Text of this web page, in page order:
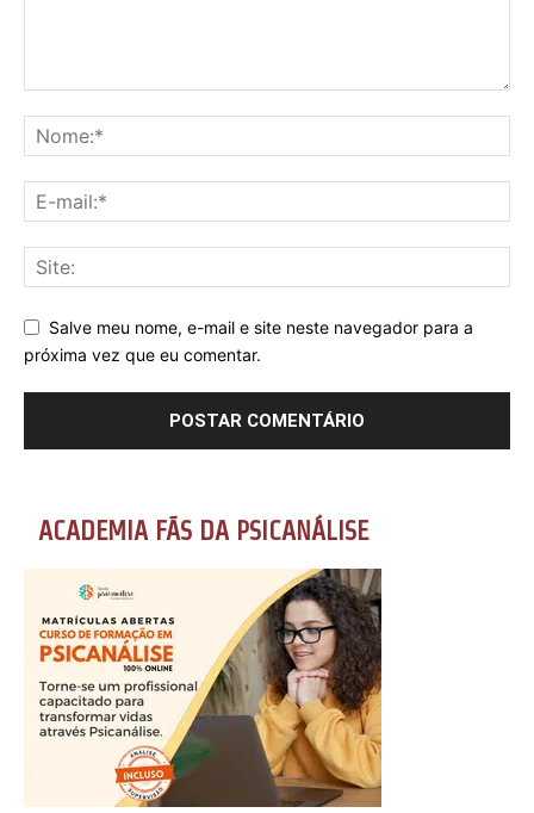
Salve meu nome, e-mail e site neste navegador para a
próxima vez que eu comentar.
ACADEMIA FÃS DA PSICANÁLISE